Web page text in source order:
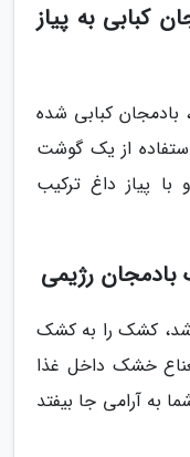
کبابی به پیاز
بادمجان کبابی شده
از یک گوشت
با پیاز داغ ترکیب
بادمجان رژیمی
شد، کشک را به کشک
خشک داخل غذا
به آرامی جا بیفتد